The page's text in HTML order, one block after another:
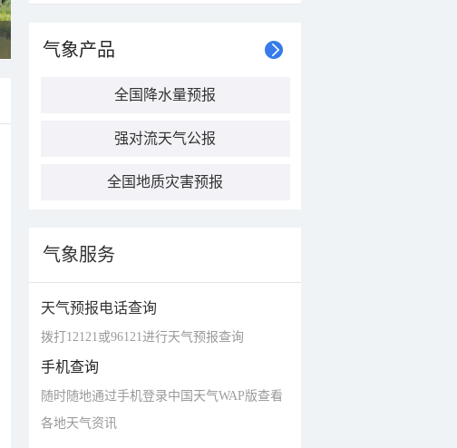
气象产品
全国降水量预报
强对流天气公报
全国地质灾害预报
气象服务
天气预报电话查询
拨打12121或96121进行天气预报查询
手机查询
随时随地通过手机登录中国天气WAP版查看
各地天气资讯